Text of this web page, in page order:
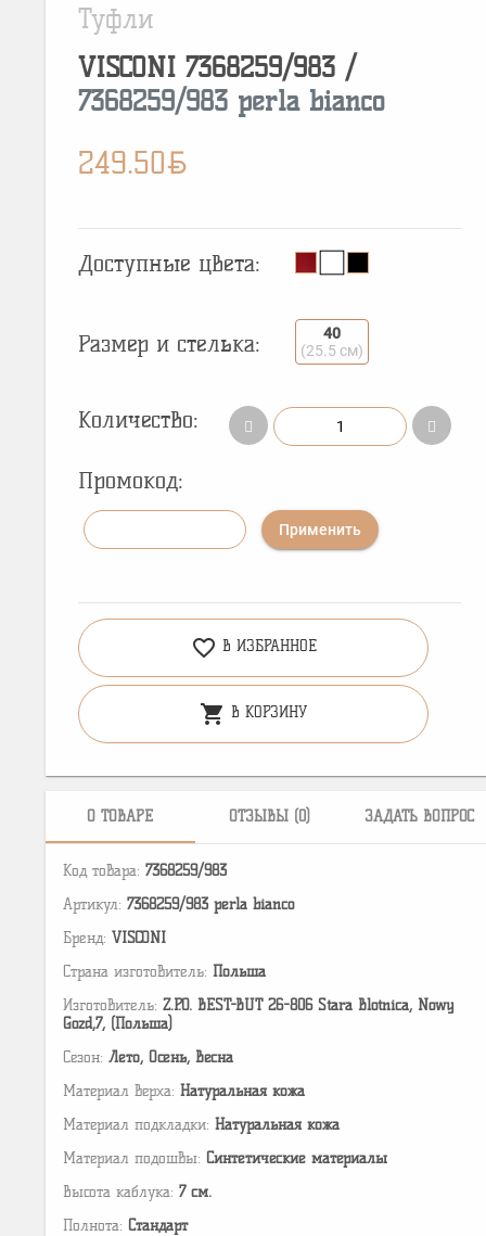
Туфли
VISCONI 7368259/983 /
7368259/983 perla bianco
249.50BYN
Доступные цвета:
Размер и стелька:
40
(25.5 см)
Количество:
Промокод:
Применить
favorite_border В ИЗБРАННОЕ
shopping_cart В КОРЗИНУ
О ТОВАРЕ ОТЗЫВЫ (0) ЗАДАТЬ ВОПРОС
Код товара: 7368259/983
Артикул: 7368259/983 perla bianco
Бренд: VISCONI
Страна изготовитель: Польша
Изготовитель: Z.P.O. BEST-BUT 26-806 Stara Blotnica, Nowy
Gozd,7, (Польша)
Сезон: Лето, Осень, Весна
Материал верха: Натуральная кожа
Материал подкладки: Натуральная кожа
Материал подошвы: Cинтетические материалы
Высота каблука: 7 см.
Полнота: Стандарт